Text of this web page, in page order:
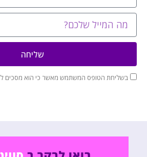
בשליחת הטופס המשתמש מאשר כי הוא מסכים ל
שליחה